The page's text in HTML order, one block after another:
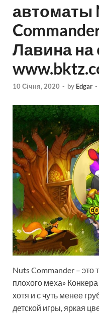
автоматы
Лавина на
10 Січня, 2020 - by Edgar -
Nuts Commander – это
плохого меха»
хотя и с чуть менее
детской игры, яркая